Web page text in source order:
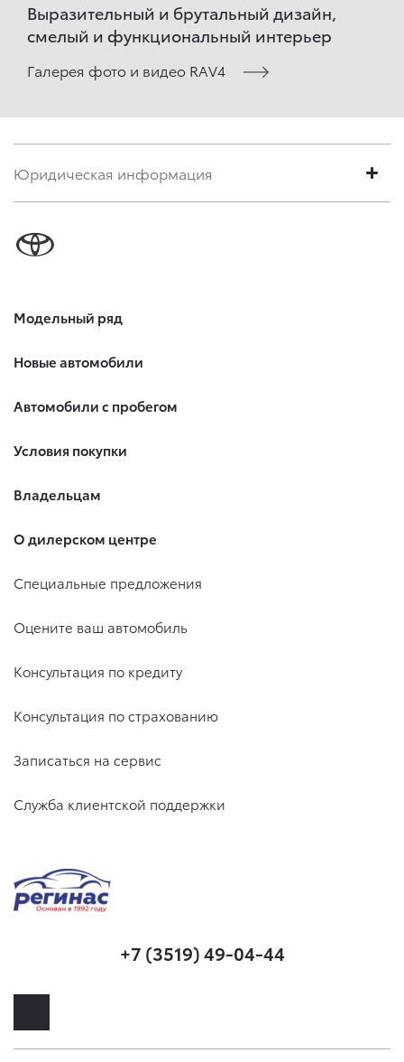
Выразительный и брутальный дизайн,
смелый и функциональный интерьер
Галерея фото и видео RAV4
Юридическая информация
Модельный ряд
Новые автомобили
Автомобили с пробегом
Условия покупки
Владельцам
О дилерском центре
Специальные предложения
Оцените ваш автомобиль
Консультация по кредиту
Консультация по страхованию
Записаться на сервис
Служба клиентской поддержки
+7 (3519) 49-04-44